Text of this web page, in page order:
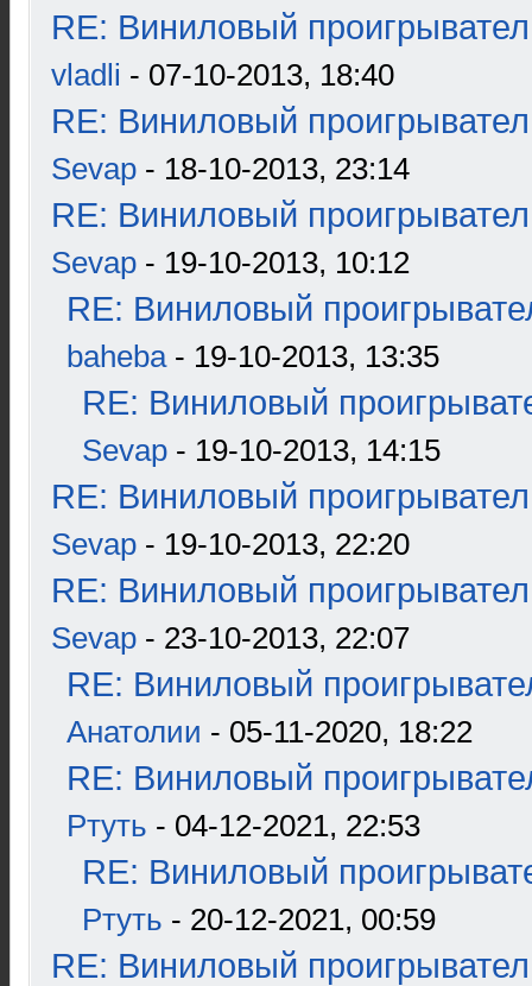
RE: Виниловый
vladli - 07-10-2013, 18:40
RE: Виниловый
Sevap - 18-10-2013, 23:14
RE: Виниловый
Sevap - 19-10-2013, 10:12
RE: Виниловый
baheba- 19-10-2013, 13:35
RE: Виниловый
Sevap - 19-10-2013, 14:15
RE: Виниловый
Sevap - 19-10-2013, 22:20
RE: Виниловый
Sevap - 23-10-2013, 22:07
RE: Виниловый
Анатолии - 05-11-2020, 18:22
RE: Виниловый
Ртуть - 04-12-2021, 22:53
RE: Виниловый
Ртуть - 20-12-2021, 00:59
RE: Виниловый